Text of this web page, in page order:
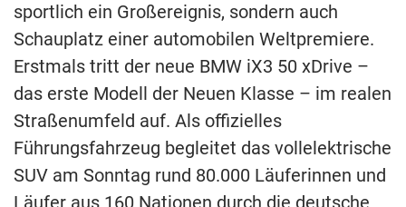
sportlich ein Großereignis, sondern auch
Schauplatz einer automobilen Weltpremiere.
Erstmals tritt der neue BMW iX3 50 xDrive –
das erste Modell der Neuen Klasse – im realen
Straßenumfeld auf. Als offizielles
Führungsfahrzeug begleitet das vollelektrische
SUV am Sonntag rund 80.000 Läuferinnen und